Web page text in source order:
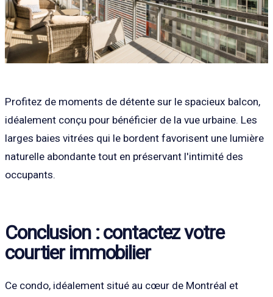
Profitez de moments de détente sur le spacieux balcon,
idéalement conçu pour bénéficier de la vue urbaine. Les
larges baies vitrées qui le bordent favorisent une lumière
naturelle abondante tout en préservant l'intimité des
occupants.
Conclusion : contactez votre
courtier immobilier
Ce condo, idéalement situé au cœur de Montréal et